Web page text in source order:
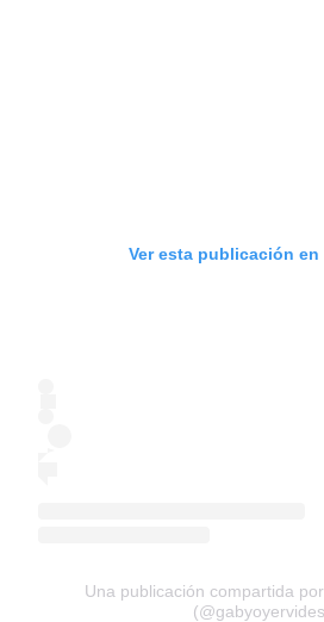
Ver esta publicación en
Una publicación compartida